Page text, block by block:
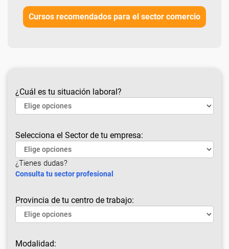
Cursos recomendados para el sector comercio
¿Cuál es tu situación laboral?
Selecciona el Sector de tu empresa:
¿Tienes dudas?
Consulta tu sector profesional
Provincia de tu centro de trabajo:
Modalidad: